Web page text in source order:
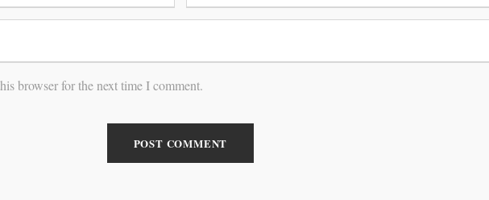
browser for the next time I comment.